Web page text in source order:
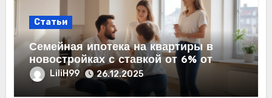
Статьи
Семейная ипотека на квартиры в
новостройках с ставкой от 6% от
застройщика
LiliH99 26.12.2025